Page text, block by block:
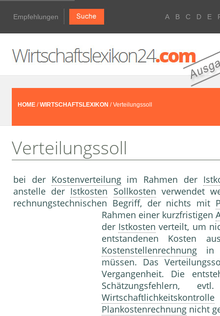
Empfehlungen A B C D E
HOME /WIRTSCHAFTSLEXIKON / Verteilungssoll
Verteilungssoll
bei der Kostenverteilungim Rahmen der
anstelle der Istkosten Sollkosten verwendet
rechnungstechnischen Begriff, der nichts mit
Rahmen einer kurzfristigen
der Istkosten verteilt, um
entstandenen Kosten
Kostenstellenrechnung in
müssen. Das
Vergangenheit. Die
Schätzungsfehlern,
Wirtschaftlichkeitskontrolle
Plankostenrechnung nicht